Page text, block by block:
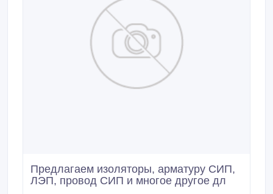
Предлагаем изоляторы, арматуру СИП,
ЛЭП, провод СИП и многое другое дл